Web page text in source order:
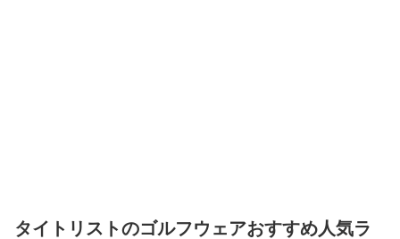
タイトリストのゴルフウェアおすすめ人気ラ